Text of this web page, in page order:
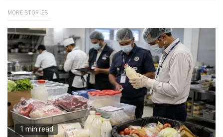
MORE STORIES
1 min read